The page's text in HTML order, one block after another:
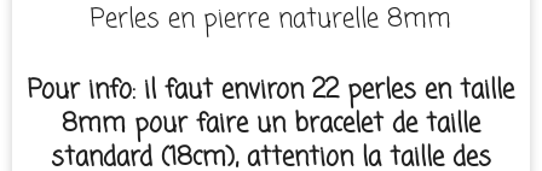
Perles en pierre naturelle 8mm
Pour info: il faut environ 22 perles en taille
8mm pour faire un bracelet de taille
standard (18cm), attention la taille des